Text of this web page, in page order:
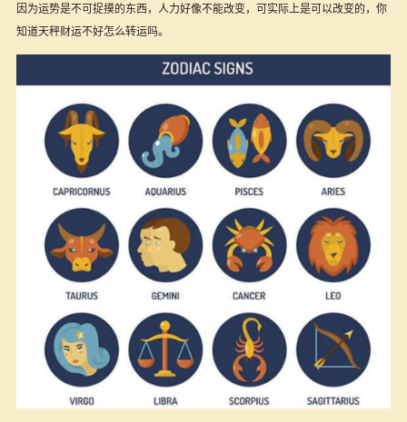
因为运势是不可捉摸的东西，人力好像不能改变，可实际上是可以改变的，你
知道天秤财运不好怎么转运吗。